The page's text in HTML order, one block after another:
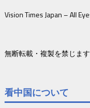
Vision Times Japan – All
無断転載・複製を禁じます
看中国について